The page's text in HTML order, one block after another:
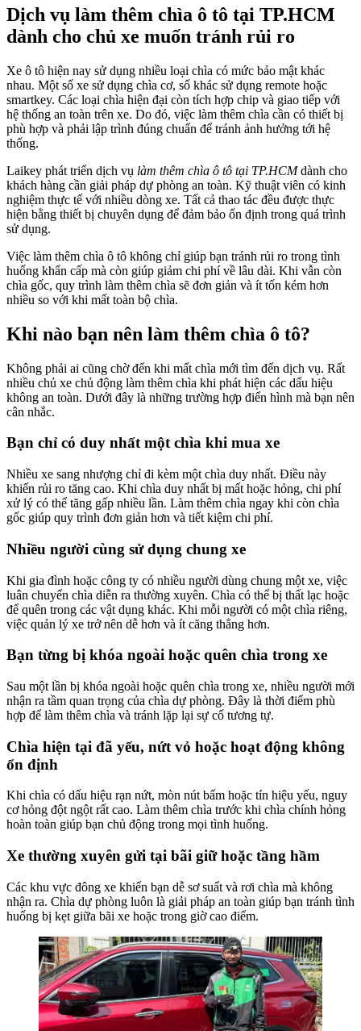
Dịch vụ làm thêm chìa ô tô tại TP.HCM
dành cho chủ xe muốn tránh rủi ro
Xe ô tô hiện nay sử dụng nhiều loại chìa có mức bảo mật khác
nhau. Một số xe sử dụng chìa cơ, số khác sử dụng remote hoặc
smartkey. Các loại chìa hiện đại còn tích hợp chip và giao tiếp với
hệ thống an toàn trên xe. Do đó, việc làm thêm chìa cần có thiết bị
phù hợp và phải lập trình đúng chuẩn để tránh ảnh hưởng tới hệ
thống.
Laikey phát triển dịch vụ làm thêm chìa ô tô tại TP.HCMdành cho
khách hàng cần giải pháp dự phòng an toàn. Kỹ thuật viên có kinh
nghiệm thực tế với nhiều dòng xe. Tất cả thao tác đều được thực
hiện bằng thiết bị chuyên dụng để đảm bảo ổn định trong quá trình
sử dụng.
Việc làm thêm chìa ô tô không chỉ giúp bạn tránh rủi ro trong tình
huống khẩn cấp mà còn giúp giảm chi phí về lâu dài. Khi vẫn còn
chìa gốc, quy trình làm thêm chìa sẽ đơn giản và ít tốn kém hơn
nhiều so với khi mất toàn bộ chìa.
Khi nào bạn nên làm thêm chìa ô tô?
Không phải ai cũng chờ đến khi mất chìa mới tìm đến dịch vụ. Rất
nhiều chủ xe chủ động làm thêm chìa khi phát hiện các dấu hiệu
không an toàn. Dưới đây là những trường hợp điển hình mà bạn nên
cân nhắc.
Bạn chỉ có duy nhất một chìa khi mua xe
Nhiều xe sang nhượng chỉ đi kèm một chìa duy nhất. Điều này
khiến rủi ro tăng cao. Khi chìa duy nhất bị mất hoặc hỏng, chi phí
xử lý có thể tăng gấp nhiều lần. Làm thêm chìa ngay khi còn chìa
gốc giúp quy trình đơn giản hơn và tiết kiệm chi phí.
Nhiều người cùng sử dụng chung xe
Khi gia đình hoặc công ty có nhiều người dùng chung một xe, việc
luân chuyển chìa diễn ra thường xuyên. Chìa có thể bị thất lạc hoặc
để quên trong các vật dụng khác. Khi mỗi người có một chìa riêng,
việc quản lý xe trở nên dễ hơn và ít căng thẳng hơn.
Bạn từng bị khóa ngoài hoặc quên chìa trong xe
Sau một lần bị khóa ngoài hoặc quên chìa trong xe, nhiều người mới
nhận ra tầm quan trọng của chìa dự phòng. Đây là thời điểm phù
hợp để làm thêm chìa và tránh lặp lại sự cố tương tự.
Chìa hiện tại đã yếu, nứt vỏ hoặc hoạt động không
ổn định
Khi chìa có dấu hiệu rạn nứt, mòn nút bấm hoặc tín hiệu yếu, nguy
cơ hỏng đột ngột rất cao. Làm thêm chìa trước khi chìa chính hỏng
hoàn toàn giúp bạn chủ động trong mọi tình huống.
Xe thường xuyên gửi tại bãi giữ hoặc tầng hầm
Các khu vực đông xe khiến bạn dễ sơ suất và rơi chìa mà không
nhận ra. Chìa dự phòng luôn là giải pháp an toàn giúp bạn tránh tình
huống bị kẹt giữa bãi xe hoặc trong giờ cao điểm.